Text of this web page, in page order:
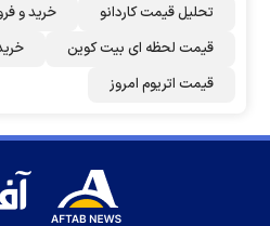
تحلیل قیمت کاردانو
خرید و
قیمت لحظه ای بیت کوین
قیمت اتریوم امروز